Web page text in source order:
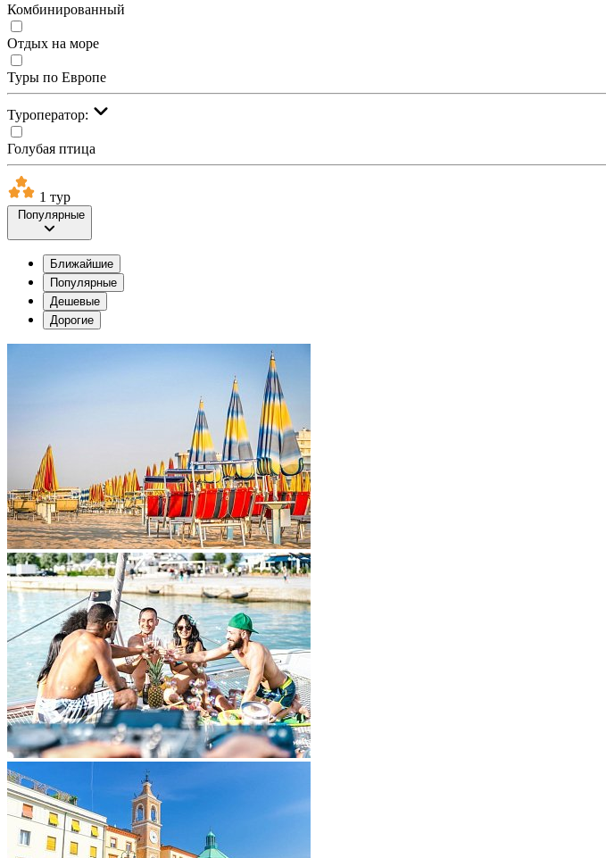
Комбинированный
Отдых на море
Туры по Европе
Туроператор:
Голубая птица
1 тур
Популярные
Ближайшие
Популярные
Дешевые
Дорогие